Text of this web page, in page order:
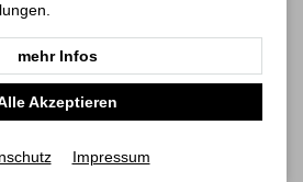
mehr Infos
Akzeptieren
Impressum